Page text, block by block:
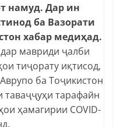
намуд. Дар ин
ба Вазорати
хабар медиҳад.
мавриди ҷалби
тиҷорату иқтисод,
ба Тоҷикистон
таваҷҷуҳи тарафайн
ҳамагирии COVID-